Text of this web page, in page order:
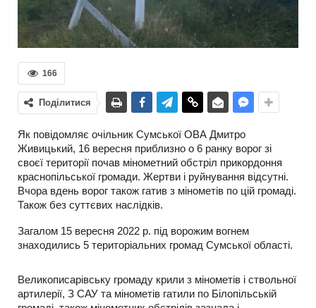
166
Поділитися
Як повідомляє очільник Сумської ОВА Дмитро
Живицький, 16 вересня приблизно о 6 ранку ворог зі
своєї території почав мінометний обстріл прикордоння
краснопільської громади. Жертви і руйнування відсутні.
Вчора вдень ворог також гатив з мінометів по цій громаді.
Також без суттєвих наслідків.
Загалом 15 вересня 2022 р. під ворожим вогнем
знаходились 5 територіальних громад Сумської області.
Великописарівську громаду крили з мінометів і ствольної
артилерії, З САУ та мінометів гатили по Білопільській